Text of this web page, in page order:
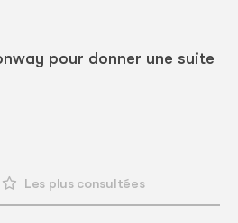
pour donner une suite
Les plus consultées